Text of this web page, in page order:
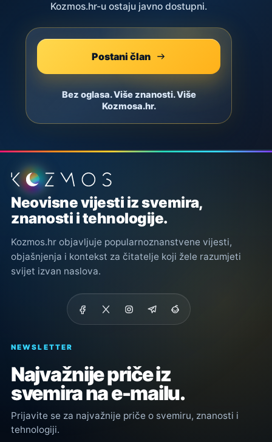
Kozmos.hr-u ostaju javno dostupni.
Postani član
Bez oglasa. Više znanosti. Više
Kozmosa.hr.
Podnožje stranice
Neovisne vijesti iz svemira,
znanosti i tehnologije.
Kozmos.hr objavljuje popularnoznanstvene vijesti,
objašnjenja i kontekst za čitatelje koji žele razumjeti
svijet izvan naslova.
NEWSLETTER
Najvažnije priče iz
svemira na e-mailu.
Prijavite se za najvažnije priče o svemiru, znanosti i
tehnologiji.